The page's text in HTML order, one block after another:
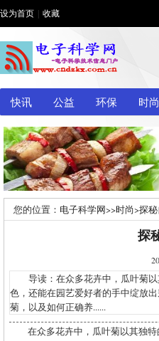
设为首页 收藏
快讯 公益 环保 时尚
您的位置： 电子科学网>>时尚>探
探
导读：在众多花卉中，瓜叶菊以
色，还能在园艺爱好者的手中绽放
菊，以及如何正确养......
在众多花卉中，瓜叶菊以其独